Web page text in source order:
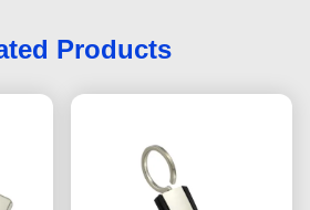
Products